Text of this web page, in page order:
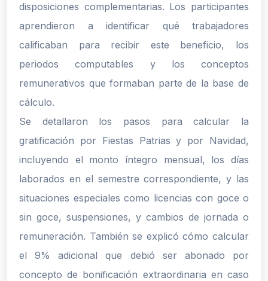
disposiciones complementarias. Los participantes
aprendieron a identificar qué trabajadores
calificaban para recibir este beneficio, los
periodos computables y los conceptos
remunerativos que formaban parte de la base de
cálculo.
Se detallaron los pasos para calcular la
gratificación por Fiestas Patrias y por Navidad,
incluyendo el monto íntegro mensual, los días
laborados en el semestre correspondiente, y las
situaciones especiales como licencias con goce o
sin goce, suspensiones, y cambios de jornada o
remuneración. También se explicó cómo calcular
el 9% adicional que debió ser abonado por
concepto de bonificación extraordinaria en caso